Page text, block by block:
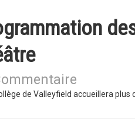
de Valleyfield accueillera